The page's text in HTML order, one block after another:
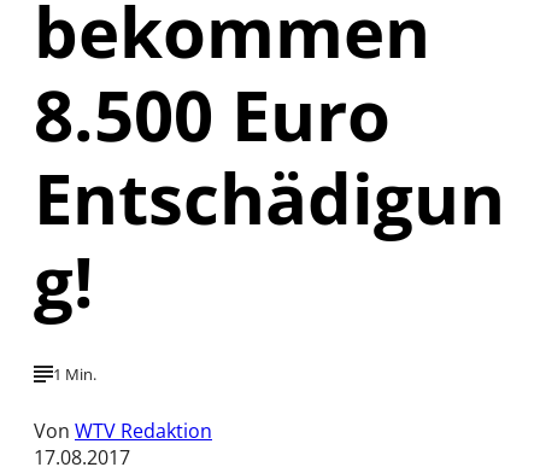
bekommen
8.500 Euro
Entschädigun
g!
1 Min.
Von WTV Redaktion
17.08.2017